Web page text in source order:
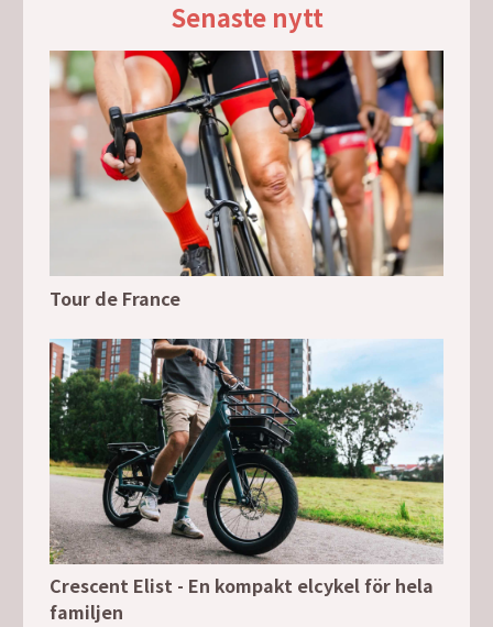
Senaste nytt
Tour de France
Crescent Elist - En kompakt elcykel för hela
familjen